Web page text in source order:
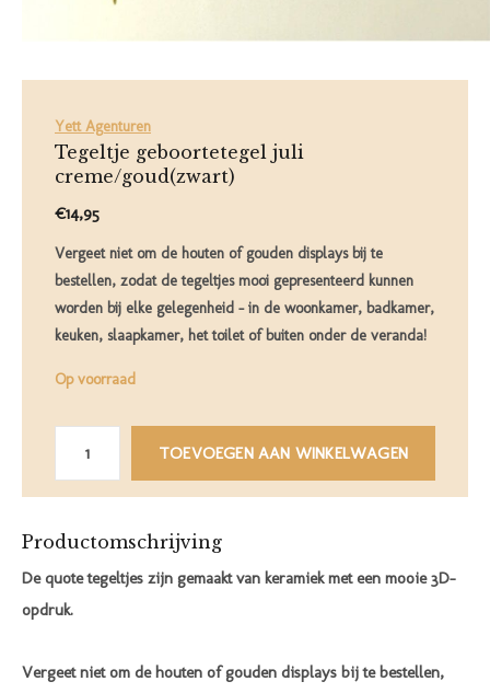
Yett Agenturen
Tegeltje geboortetegel juli
creme/goud(zwart)
€14,95
Vergeet niet om de houten of gouden displays bij te
bestellen, zodat de tegeltjes mooi gepresenteerd kunnen
worden bij elke gelegenheid – in de woonkamer, badkamer,
keuken, slaapkamer, het toilet of buiten onder de veranda!
Op voorraad
TOEVOEGEN AAN WINKELWAGEN
Productomschrijving
De quote tegeltjes zijn gemaakt van keramiek met een mooie 3D-
opdruk.
Vergeet niet om de houten of gouden displays bij te bestellen,